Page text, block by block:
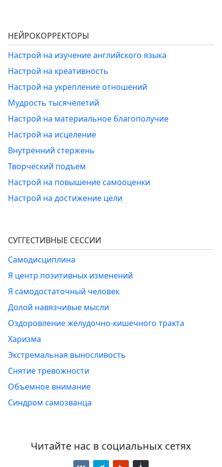
НЕЙРОКОРРЕКТОРЫ
Настрой на изучение английского языка
Настрой на креативность
Настрой на укрепление отношений
Мудрость тысячелетий
Настрой на материальное благополучие
Настрой на исцеление
Внутренний стержень
Творческий подъем
Настрой на повышение самооценки
Настрой на достижение цели
СУГГЕСТИВНЫЕ СЕССИИ
Самодисциплина
Я центр позитивных изменений
Я самодостаточный человек
Долой навязчивые мысли
Оздоровление желудочно-кишечного тракта
Харизма
Экстремальная выносливость
Снятие тревожности
Объемное внимание
Синдром самозванца
Читайте нас в социальных сетях